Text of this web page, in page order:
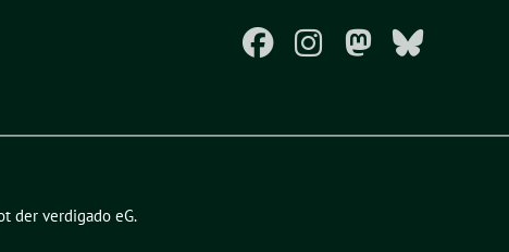
der verdigado eG.